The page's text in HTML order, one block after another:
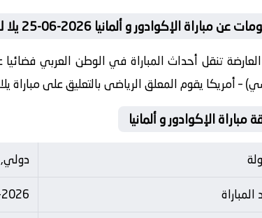
عن مباراة الإكوادور و ألمانيا 2026-06-25 يلا لايف
– أمريكا يقوم المعلق الرياضى بالتعليق على مباراة
مباراة الإكوادور و ألمانيا